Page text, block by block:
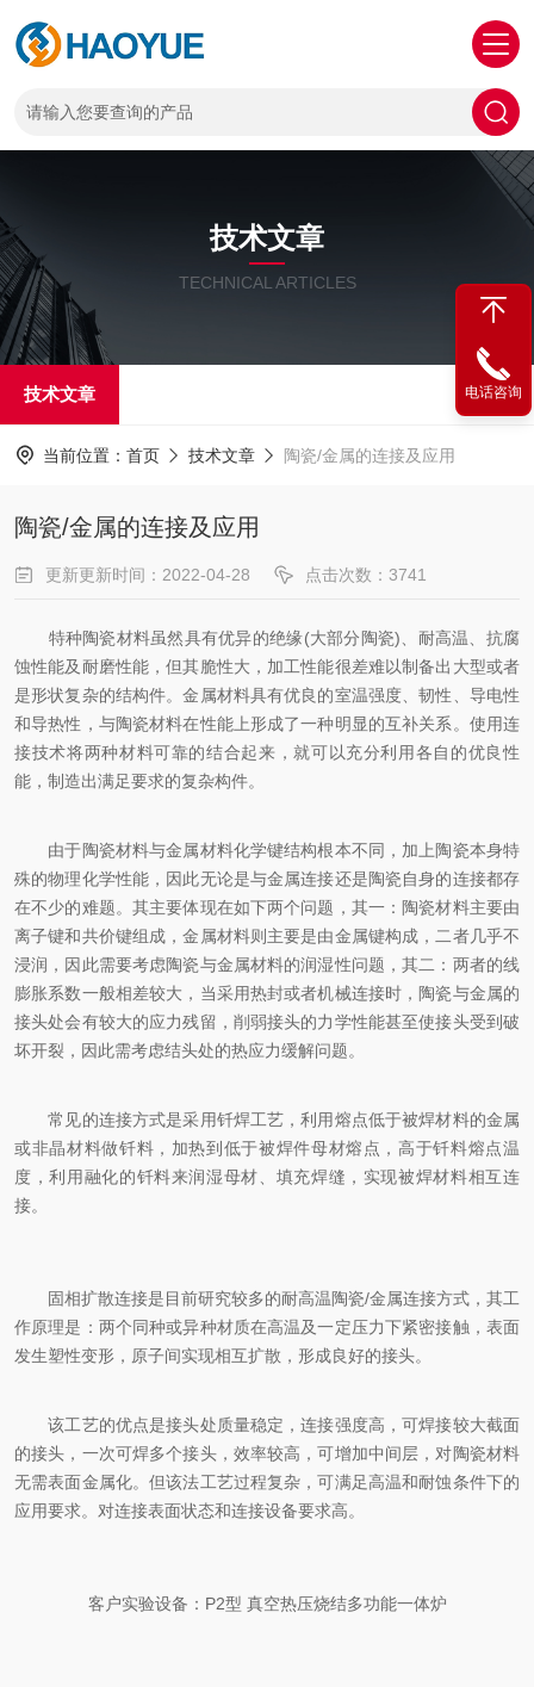
技术文章
TECHNICAL ARTICLES
技术文章
当前位置： 首页 技术文章 陶瓷/金属的连接及应用
陶瓷/金属的连接及应用
更新更新时间：2022-04-28 点击次数：3741
特种陶瓷材料虽然具有优异的绝缘(大部分陶瓷)、耐高温、抗腐
蚀性能及耐磨性能，但其脆性大，加工性能很差难以制备出大型或者
是形状复杂的结构件。金属材料具有优良的室温强度、韧性、导电性
和导热性，与陶瓷材料在性能上形成了一种明显的互补关系。使用连
接技术将两种材料可靠的结合起来，就可以充分利用各自的优良性
能，制造出满足要求的复杂构件。
由于陶瓷材料与金属材料化学键结构根本不同，加上陶瓷本身特
殊的物理化学性能，因此无论是与金属连接还是陶瓷自身的连接都存
在不少的难题。其主要体现在如下两个问题，其一：陶瓷材料主要由
离子键和共价键组成，金属材料则主要是由金属键构成，二者几乎不
浸润，因此需要考虑陶瓷与金属材料的润湿性问题，其二：两者的线
膨胀系数一般相差较大，当采用热封或者机械连接时，陶瓷与金属的
接头处会有较大的应力残留，削弱接头的力学性能甚至使接头受到破
坏开裂，因此需考虑结头处的热应力缓解问题。
常见的连接方式是采用钎焊工艺，利用熔点低于被焊材料的金属
或非晶材料做钎料，加热到低于被焊件母材熔点，高于钎料熔点温
度，利用融化的钎料来润湿母材、填充焊缝，实现被焊材料相互连
接。
固相扩散连接是目前研究较多的耐高温陶瓷/金属连接方式，其工
作原理是：两个同种或异种材质在高温及一定压力下紧密接触，表面
发生塑性变形，原子间实现相互扩散，形成良好的接头。
该工艺的优点是接头处质量稳定，连接强度高，可焊接较大截面
的接头，一次可焊多个接头，效率较高，可增加中间层，对陶瓷材料
无需表面金属化。但该法工艺过程复杂，可满足高温和耐蚀条件下的
应用要求。对连接表面状态和连接设备要求高。
客户实验设备：P2型 真空热压烧结多功能一体炉
电话咨询